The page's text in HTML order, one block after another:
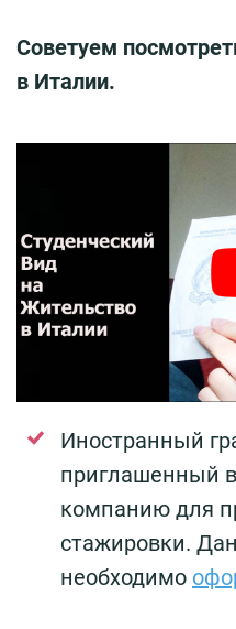
Советуем
в Италии.
Иностранный
приглашенный
компанию для
стажировки.
необходимо